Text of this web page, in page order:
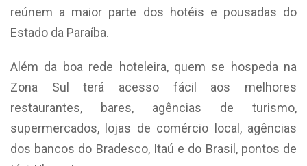
reúnem a maior parte dos hotéis e pousadas do
Estado da Paraíba.
Além da boa rede hoteleira, quem se hospeda na
Zona Sul terá acesso fácil aos melhores
restaurantes, bares, agências de turismo,
supermercados, lojas de comércio local, agências
dos bancos do Bradesco, Itaú e do Brasil, pontos de